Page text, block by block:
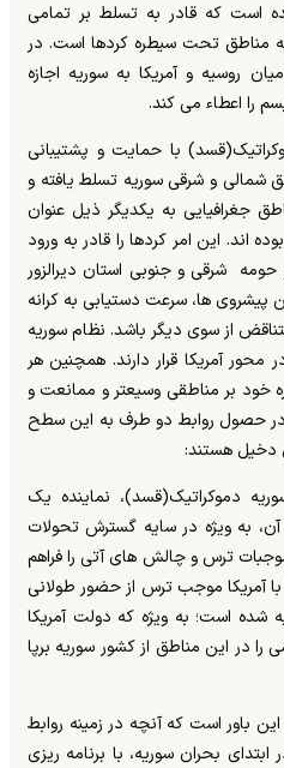
است که قادر به تسلط بر تمامی
مناطق تحت سیطره کردها است. در
روسیه و آمریکا به سوریه اجازه
را اعطاء می کند.
با حمایت و پشتیبانی
شمالی و شرقی سوریه تسلط یافته و
جغرافیایی به یکدیگر ذیل عنوان
این امر کردها را قادر به ورود
شرقی و جنوبی استان دیرالزور
ها، سرعت دستیابی به کرانه
از سوی دیگر باشد. نظام سوریه
محور آمریکا قرار دارند. همچنین هر
بر مناطقی وسیعتر و ممانعت و
حصول روابط دو طرف به این سطح
دخیل هستند:
دموکراتیک(قسد)، نماینده یک
به ویژه در سایه گسترش تحولات
ترس و چالش های آتی را فراهم
آمریکا موجب ترس از حضور طولانی
شده است؛ به ویژه که دولت آمریکا
را در این مناطق از کشور سوریه برپا
باور است که آنچه در زمینه روابط
بحران سوریه، با برنامه ریزی